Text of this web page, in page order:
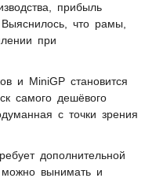
прибыль
что рамы,
при
и MiniGP становится
самого дешёвого
с точки зрения
дополнительной
вынимать и